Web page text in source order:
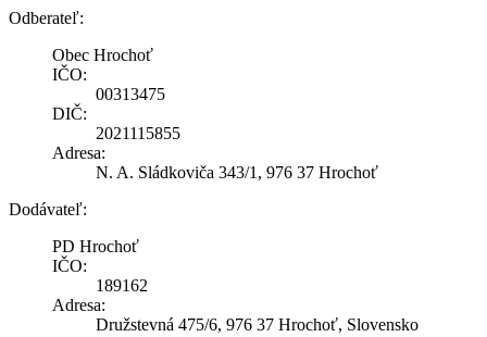
Odberateľ:
Obec Hrochoť
IČO:
00313475
DIČ:
2021115855
Adresa:
N. A. Sládkoviča 343/1, 976 37 Hrochoť
Dodávateľ:
PD Hrochoť
IČO:
189162
Adresa:
Družstevná 475/6, 976 37 Hrochoť, Slovensko